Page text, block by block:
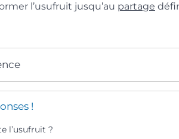
l’usufruit jusqu’au partage
!
l’usufruit ?